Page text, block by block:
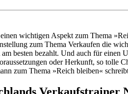
wichtigen Aspekt zum Thema
zum Thema Verkaufen die
besten bezahlt. Und auch für
oder Herkunft, so tolle
zum Thema »Reich bleiben«
Verkaufstrainer